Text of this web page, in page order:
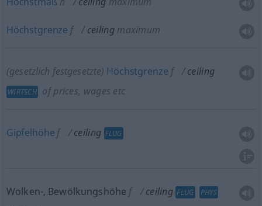
Höchstgrenze f ceiling maximum
(gesetzlich festgesetzte) Höchstgrenze f ceiling
WIRTSCH of prices, wages etc
Gipfelhöhe f ceiling FLUG
Wolken-, Bewölkungshöhe f ceiling FLUG PHYS